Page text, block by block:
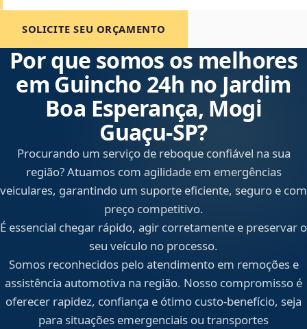
SOLICITE SEU ORÇAMENTO
Por que somos os melhores
em Guincho 24h no Jardim
Boa Esperança, Mogi
Guaçu‑SP?
Procurando um serviço de reboque confiável na sua
região? Atuamos com agilidade em emergências
veiculares, garantindo um suporte eficiente, seguro e com
preço competitivo.
É essencial chegar rápido, agir corretamente e preservar o
seu veículo no processo.
Somos reconhecidos pelo atendimento em remoções e
assistência automotiva na região. Nosso compromisso é
oferecer rapidez, confiança e ótimo custo-benefício, seja
para situações emergenciais ou transportes